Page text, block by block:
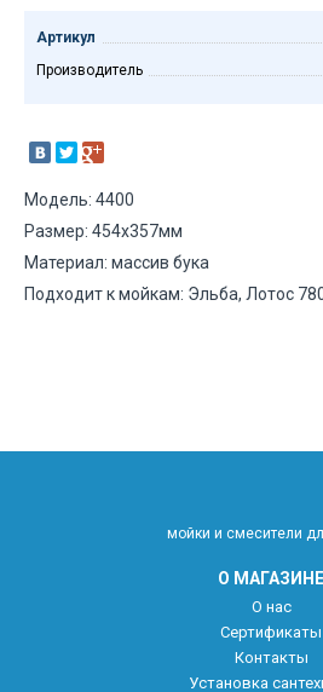
Артикул
Производитель
Модель: 4400
Размер: 454х357мм
Материал: массив бука
Подходит к мойкам: Эльба, Лотос
мойки и смесители
О МАГАЗИНЕ
О нас
Сертификаты
Контакты
Установка